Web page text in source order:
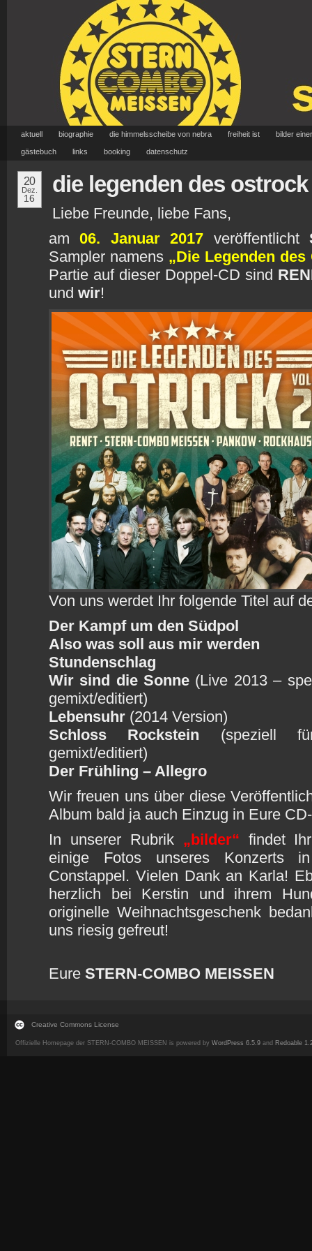
aktuell biographie die himmelsscheibe von nebra freiheit ist bilder
gästebuch links booking datenschutz
20
Dez.
16
die legenden des
Liebe Freunde, liebe Fans,
am 06. Januar 2017 veröffentlicht
Sampler namens „Die Legenden
Partie auf dieser Doppel-CD sind
und wir!
Von uns werdet Ihr folgende Titel auf
Der Kampf um den Südpol
Also was soll aus mir werden
Stundenschlag
Wir sind die Sonne (Live 2013 –
gemixt/editiert)
Lebensuhr (2014 Version)
Schloss Rockstein (speziell
gemixt/editiert)
Der Frühling – Allegro
Wir freuen uns über diese
Album bald ja auch Einzug in Eure
In unserer Rubrik „bilder“ findet
einige Fotos unseres Konzerts
Constappel. Vielen Dank an Karla!
herzlich bei Kerstin und ihrem
originelle Weihnachtsgeschenk
uns riesig gefreut!
Eure STERN-COMBO MEISSEN
Creative Commons License
Offizielle Homepage der STERN-COMBO MEISSEN is powered by WordPress 6.5.9 and Redoable